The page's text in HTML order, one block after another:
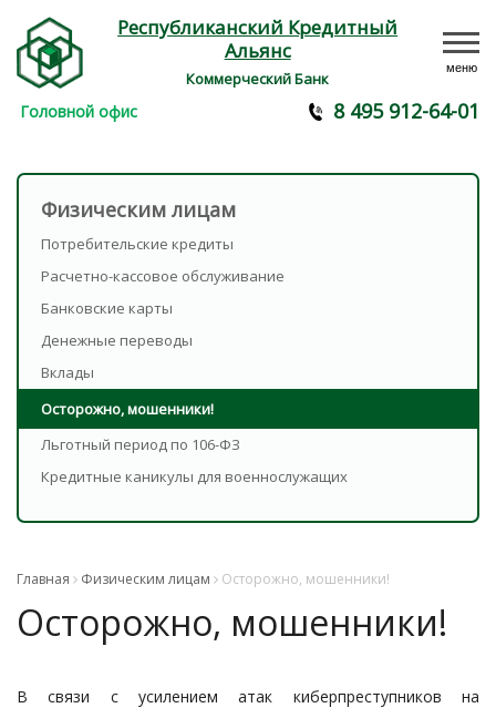
Республиканский Кредитный
Альянс
Коммерческий Банк
меню
Головной офис 8 495 912-64-01
Физическим лицам
Потребительские кредиты
Расчетно-кассовое обслуживание
Банковские карты
Денежные переводы
Вклады
Осторожно, мошенники!
Льготный период по 106-ФЗ
Кредитные каникулы для военнослужащих
Главная Физическим лицам Осторожно, мошенники!
Осторожно, мошенники!
В связи с усилением атак киберпреступников на